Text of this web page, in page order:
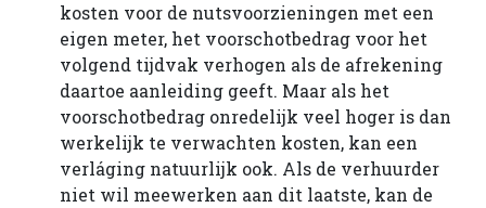
kosten voor de nutsvoorzieningen met een
eigen meter, het voorschotbedrag voor het
volgend tijdvak verhogen als de afrekening
daartoe aanleiding geeft. Maar als het
voorschotbedrag onredelijk veel hoger is dan
werkelijk te verwachten kosten, kan een
verláging natuurlijk ook. Als de verhuurder
niet wil meewerken aan dit laatste, kan de